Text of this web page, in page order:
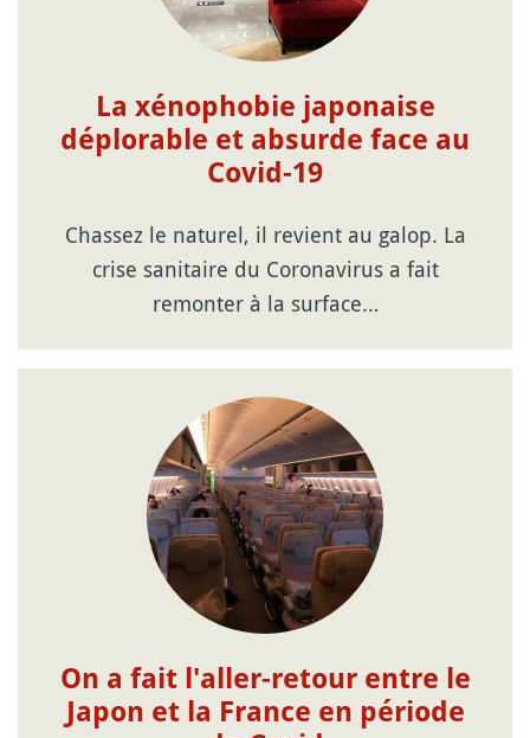
La xénophobie japonaise
déplorable et absurde face au
Covid-19
Chassez le naturel, il revient au galop. La
crise sanitaire du Coronavirus a fait
remonter à la surface…
On a fait l'aller-retour entre le
Japon et la France en période